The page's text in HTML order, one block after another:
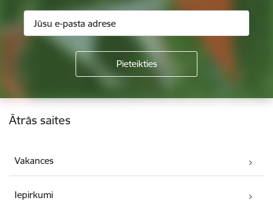
Kājene
Ātrās saites
Vakances
Iepirkumi